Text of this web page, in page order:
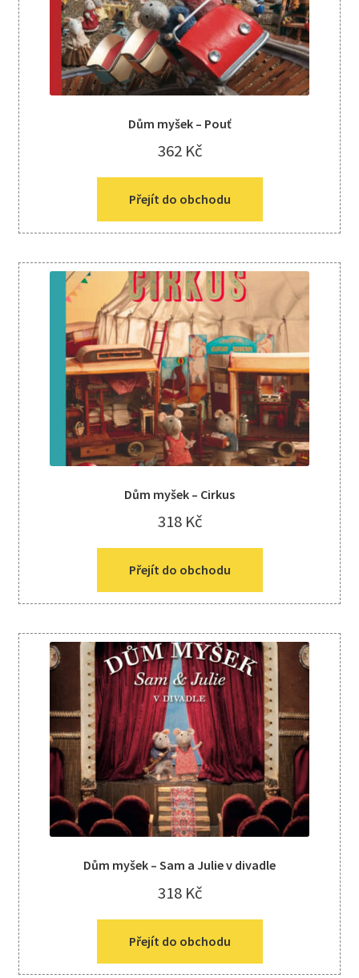
Dům myšek – Pouť
362 Kč
Přejít do obchodu
Dům myšek – Cirkus
318 Kč
Přejít do obchodu
Dům myšek – Sam a Julie v divadle
318 Kč
Přejít do obchodu